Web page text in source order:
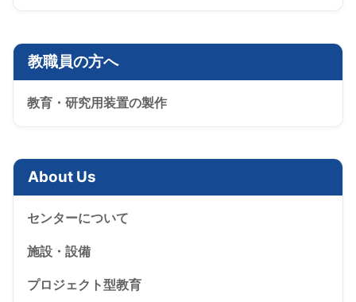
教職員の方へ
教育・研究用装置の製作
About Us
センターについて
施設・設備
プロジェクト型教育